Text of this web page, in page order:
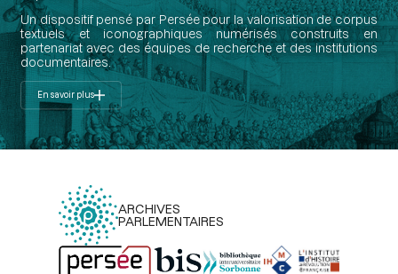
Un dispositif pensé par Persée pour la valorisation de corpus
textuels et iconographiques numérisés construits en
partenariat avec des équipes de recherche et des institutions
documentaires.
En savoir plus
ARCHIVES
PARLEMENTAIRES